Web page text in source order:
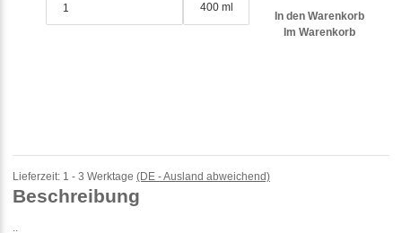
400 ml
In den Warenkorb
Im Warenkorb
Lieferzeit: 1 - 3 Werktage (DE - Ausland abweichend)
Beschreibung